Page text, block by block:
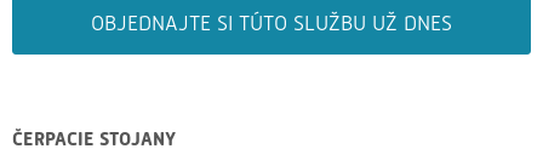
OBJEDNAJTE SI TÚTO SLUŽBU UŽ DNES
ČERPACIE STOJANY